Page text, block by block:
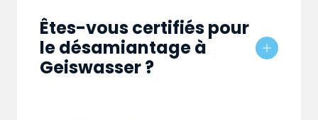
Êtes-vous certifiés pour
le désamiantage à
Geiswasser ?